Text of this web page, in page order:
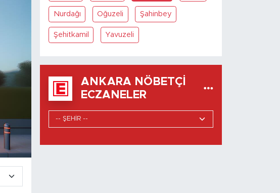
Nurdağı Oğuzeli Şahinbey
Şehitkamil Yavuzeli
ANKARA NÖBETÇI
ECZANELER